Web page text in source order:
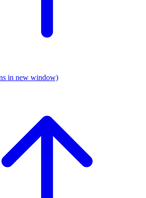
in new window)